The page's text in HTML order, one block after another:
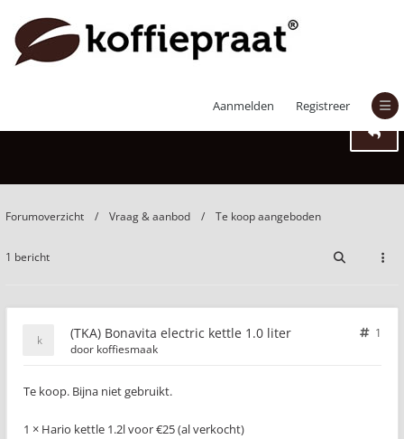
Aanmelden Registreer
(TKA) Bonavita electric kettle 1.0 liter
Forumoverzicht Vraag & aanbod Te koop aangeboden
1 bericht
(TKA) Bonavita electric kettle 1.0 liter
1
door koffiesmaak
Te koop. Bijna niet gebruikt.
1 × Hario kettle 1.2l voor €25 (al verkocht)